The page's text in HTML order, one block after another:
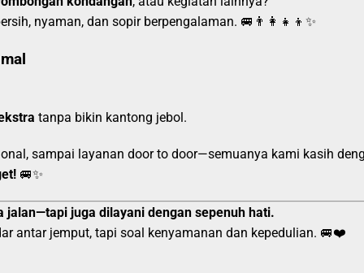
nyaman, dan sopir berpengalaman. 🚐👨‍👩‍👧‍👦✨
tanpa bikin kantong jebol.
sampai layanan door to door—semuanya kami kasih
🚐✨
jalan—tapi juga dilayani dengan sepenuh hati.
antar jemput, tapi soal kenyamanan dan kepedulian. 🚐❤️